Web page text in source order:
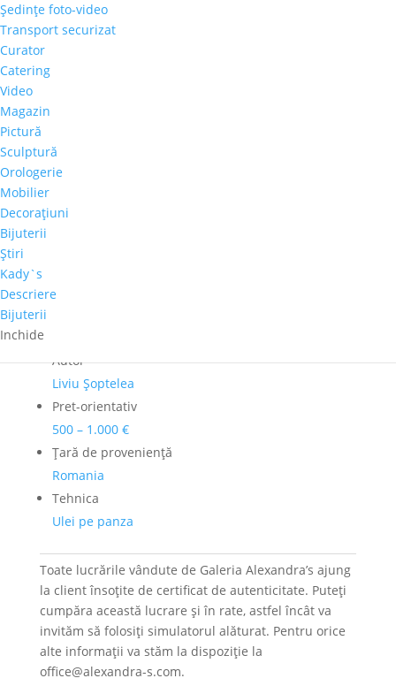
Şedinţe foto-video
Transport securizat
Curator
Catering
Video
Magazin
Pictură
Sculptură
Orologerie
Mobilier
Decoraţiuni
Bijuterii
Ştiri
Kady`s
Descriere
Bijuterii
Inchide
Cantitate
Liviu
Șoptelea
"Înger
Pescar"
Comandă telefonică!
Tema
Culoare dominanta
60cm x 60cm
Autor
Liviu Șoptelea
Pret-orientativ
500 – 1.000 €
Ţară de provenienţă
Romania
Tehnica
Ulei pe panza
Toate lucrările vândute de Galeria Alexandra’s ajung
la client însoțite de certificat de autenticitate. Puteți
cumpăra această lucrare și în rate, astfel încât va
invităm să folosiți simulatorul alăturat. Pentru orice
alte informații va stăm la dispoziție la
office@alexandra-s.com.